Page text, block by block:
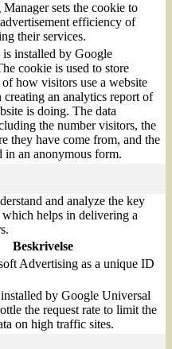
sets the cookie to
efficiency of
their services.
installed by Google
cookie is used to store
how visitors use a website
creating an analytics report of
is doing. The data
the number visitors, the
they have come from, and the
in an anonymous form.
and analyze the key
helps in delivering a
Beskrivelse
Advertising as a unique ID
by Google Universal
the request rate to limit the
on high traffic sites.